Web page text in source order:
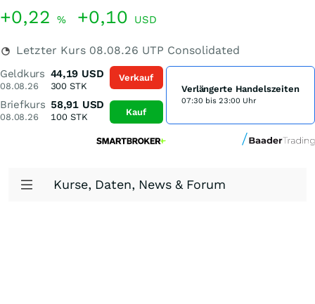
+0,22 % +0,10 USD
Letzter Kurs 08.08.26 UTP Consolidated
Geldkurs
08.08.26
44,19 USD
300 STK
Briefkurs
08.08.26
58,91 USD
100STK
Verkauf
Kauf
Verlängerte Handelszeiten
07:30 bis 23:00 Uhr
Kurse, Daten, News & Forum